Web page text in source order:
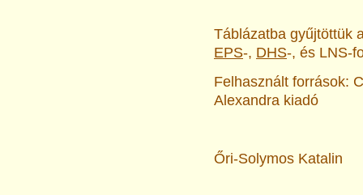
Táblázatba gyűjtöttük
EPS-, DHS-, és LNS-
Felhasznált források:
Alexandra kiadó
Őri-Solymos Katalin